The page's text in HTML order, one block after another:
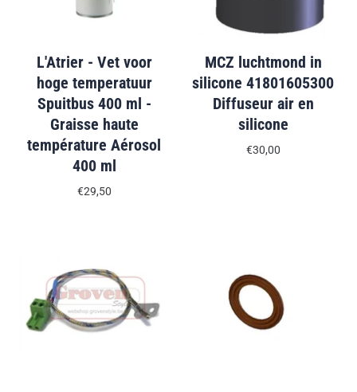
L'Atrier - Vet voor
hoge temperatuur
Spuitbus 400 ml -
Graisse haute
température Aérosol
400 ml
€29,50
MCZ luchtmond in
silicone 41801605300
Diffuseur air en
silicone
€30,00